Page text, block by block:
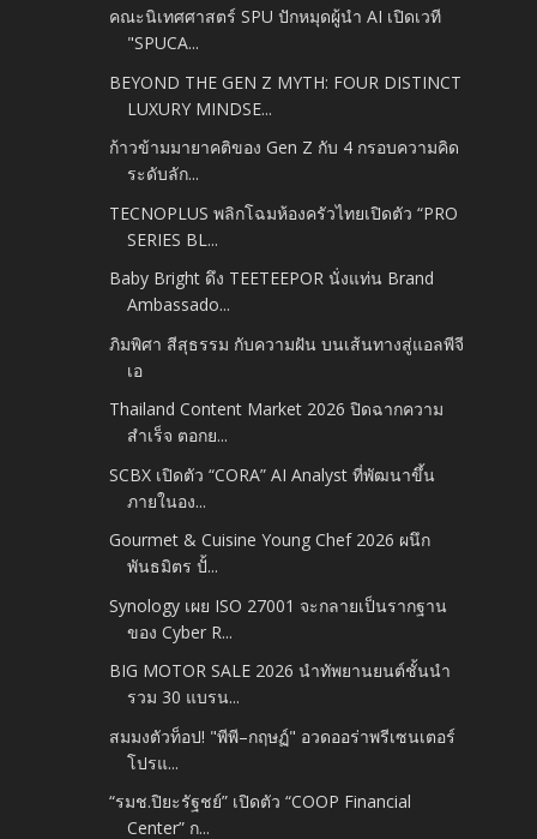
คณะนิเทศศาสตร์ SPU ปักหมุดผู้นำ AI เปิดเวที
"SPUCA...
BEYOND THE GEN Z MYTH: FOUR DISTINCT
LUXURY MINDSE...
ก้าวข้ามมายาคติของ Gen Z กับ 4 กรอบความคิด
ระดับลัก...
TECNOPLUS พลิกโฉมห้องครัวไทยเปิดตัว “PRO
SERIES BL...
Baby Bright ดึง TEETEEPOR นั่งแท่น Brand
Ambassado...
ภิมพิศา สีสุธรรม กับความฝัน บนเส้นทางสู่แอลพีจี
เอ
Thailand Content Market 2026 ปิดฉากความ
สำเร็จ ตอกย...
SCBX เปิดตัว “CORA” AI Analyst ที่พัฒนาขึ้น
ภายในอง...
Gourmet & Cuisine Young Chef 2026 ผนึก
พันธมิตร ปั้...
Synology เผย ISO 27001 จะกลายเป็นรากฐาน
ของ Cyber R...
BIG MOTOR SALE 2026 นำทัพยานยนต์ชั้นนำ
รวม 30 แบรน...
สมมงตัวท็อป! "พีพี–กฤษฏ์" อวดออร่าพรีเซนเตอร์
โปรแ...
“รมช.ปิยะรัฐชย์” เปิดตัว “COOP Financial
Center” ก...